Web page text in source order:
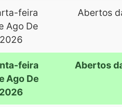
feira
Ago De
2026
Abertos
feira
Ago De
2026
Abertos